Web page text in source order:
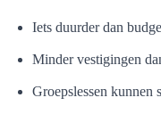
Iets duurder dan
Minder vestigingen
Groepslessen kunnen